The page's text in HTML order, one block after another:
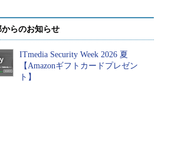
らのお知らせ
ITmedia Security Week 2026 夏
【Amazonギフトカードプレゼン
ト】